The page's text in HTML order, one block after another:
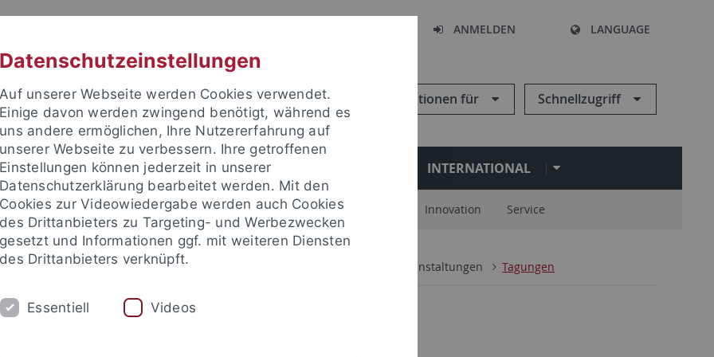
ANMELDEN LANGUAGE
Informationen für Schnellzugriff
FORSCHUNG EINRICHTUNGEN INTERNATIONAL
Zentren und Institute Nachwuchsförderung Kooperationspartner Innovation Service
Sonderforschungsbereiche Veranstaltungen Tagungen
Datenschutzeinstellungen
Auf unserer Webseite werden Cookies verwendet.
Einige davon werden zwingend benötigt, während es
uns andere ermöglichen, Ihre Nutzererfahrung auf
unserer Webseite zu verbessern. Ihre getroffenen
Einstellungen können jederzeit in unserer
Datenschutzerklärung bearbeitet werden. Mit den
Cookies zur Videowiedergabe werden auch Cookies
des Drittanbieters zu Targeting- und Werbezwecken
gesetzt und Informationen ggf. mit weiteren Diensten
des Drittanbieters verknüpft.
Essentiell Videos